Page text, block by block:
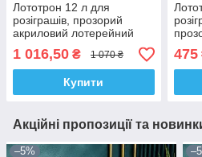
Лототрон 12 л для
розіграшів, прозорий
акриловий лотерейний
барабан
1 016,50 ₴ 1 070 ₴
Купити
475
Акційні пропозиції та
–5%